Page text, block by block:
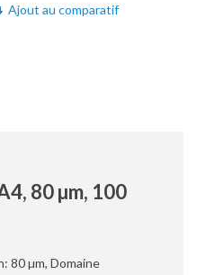
Ajout au comparatif
80 µm, 100
80 µm, Domaine